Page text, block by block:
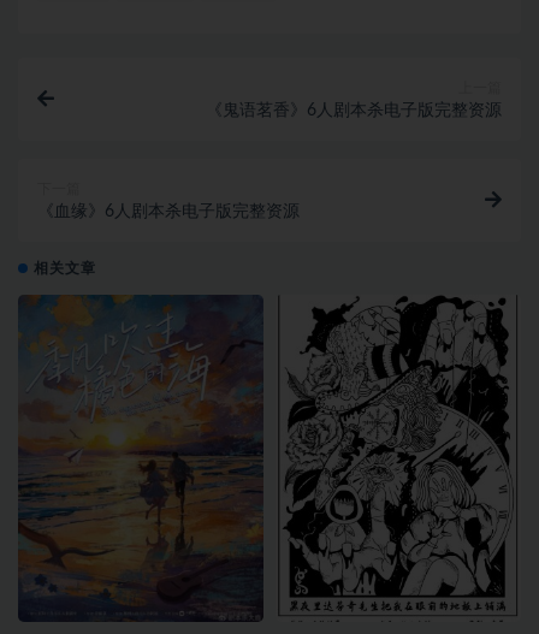
《鬼语茗香》6人剧本杀电子版完整资源
《血缘》6人剧本杀电子版完整资源
相关文章